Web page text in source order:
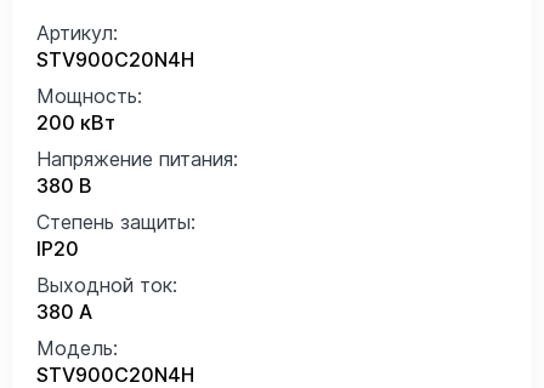
Артикул:
STV900C20N4H
Мощность:
200 кВт
Напряжение питания:
380 В
Степень защиты:
IP20
Выходной ток:
380 А
Модель:
STV900C20N4H